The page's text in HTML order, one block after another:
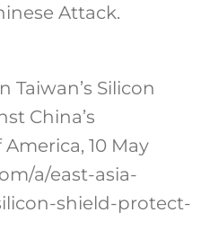
Attack.
Taiwan’s Silicon
China’s
10 May
a/east-asia-
shield-protect-